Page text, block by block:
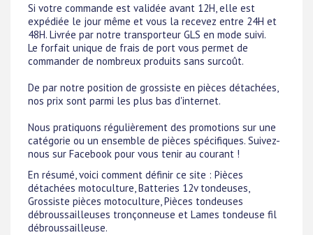
Si votre commande est validée avant 12H, elle est
expédiée le jour même et vous la recevez entre 24H et
48H. Livrée par notre transporteur GLS en mode suivi.
Le forfait unique de frais de port vous permet de
commander de nombreux produits sans surcoût.
De par notre position de grossiste en pièces détachées,
nos prix sont parmi les plus bas d'internet.
Nous pratiquons régulièrement des promotions sur une
catégorie ou un ensemble de pièces spécifiques. Suivez-
nous sur Facebook pour vous tenir au courant !
En résumé, voici comment définir ce site : Pièces
détachées motoculture, Batteries 12v tondeuses,
Grossiste pièces motoculture, Pièces tondeuses
débroussailleuses tronçonneuse et Lames tondeuse fil
débroussailleuse.